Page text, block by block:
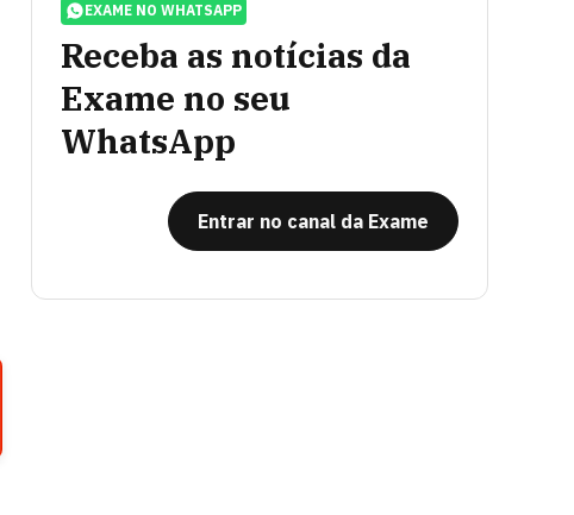
EXAME NO WHATSAPP
Receba as notícias da
Exame no seu
WhatsApp
Entrar no canal da Exame